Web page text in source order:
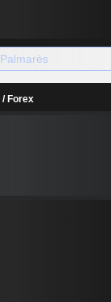
Forex